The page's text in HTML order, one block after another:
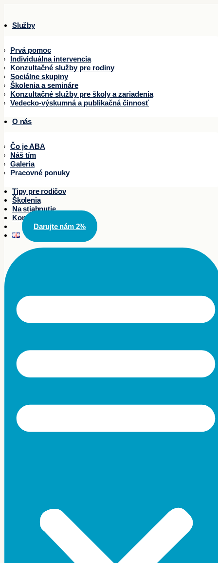
Služby
Prvá pomoc
Individuálna intervencia
Konzultačné služby pre rodiny
Sociálne skupiny
Školenia a semináre
Konzultačné služby pre školy a zariadenia
Vedecko-výskumná a publikačná činnosť
O nás
Čo je ABA
Náš tím
Galeria
Pracovné ponuky
Tipy pre rodičov
Školenia
Na stiahnutie
Kontakty
Darujte nám 2%